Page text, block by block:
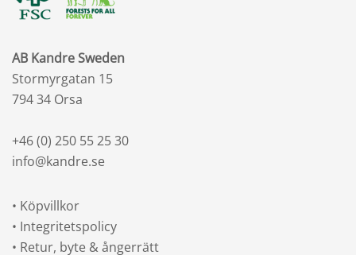
AB Kandre Sweden
Stormyrgatan 15
794 34 Orsa
+46 (0) 250 55 25 30
info@kandre.se
• Köpvillkor
• Integritetspolicy
• Retur, byte & ångerrätt